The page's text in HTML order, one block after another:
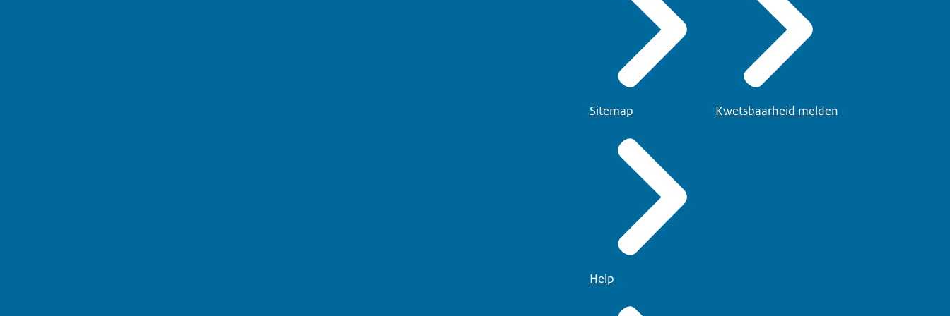
Sitemap
Help
Kwetsbaarheid melden